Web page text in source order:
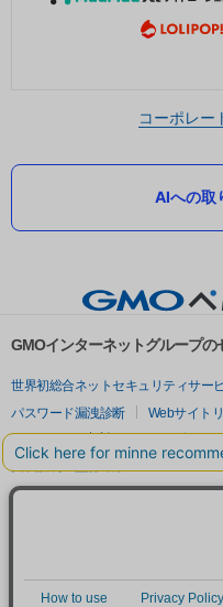
コーポレー
AIへの取
GMOインターネットグループ
世界初総合ネットセキュリティサー
パスワード漏洩診断
Webサイト
セキュリティ相談AIチャットボット
実在証明・盗聴対策
サイバー攻撃対策（GMOサイバーセ